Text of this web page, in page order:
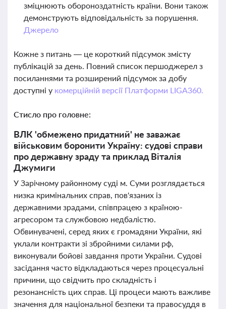
зміцнюють обороноздатність країни. Вони також
демонструють відповідальність за порушення.
Джерело
Кожне з питань — це короткий підсумок змісту
публікацій за день. Повний список першоджерел з
посиланнями та розширений підсумок за добу
доступні у комерційній версії Платформи LIGA360.
Стисло про головне:
ВЛК 'обмежено придатний' не заважає
військовим боронити Україну: судові справи
про державну зраду та приклад Віталія
Джумиги
У Зарічному районному суді м. Суми розглядається
низка кримінальних справ, пов'язаних із
державними зрадами, співпрацею з країною-
агресором та службовою недбалістю.
Обвинувачені, серед яких є громадяни України, які
уклали контракти зі збройними силами рф,
виконували бойові завдання проти України. Судові
засідання часто відкладаються через процесуальні
причини, що свідчить про складність і
резонансність цих справ. Ці процеси мають важливе
значення для національної безпеки та правосуддя в